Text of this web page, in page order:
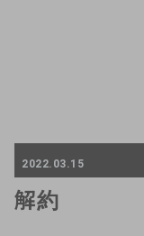
2022.03.15
解約